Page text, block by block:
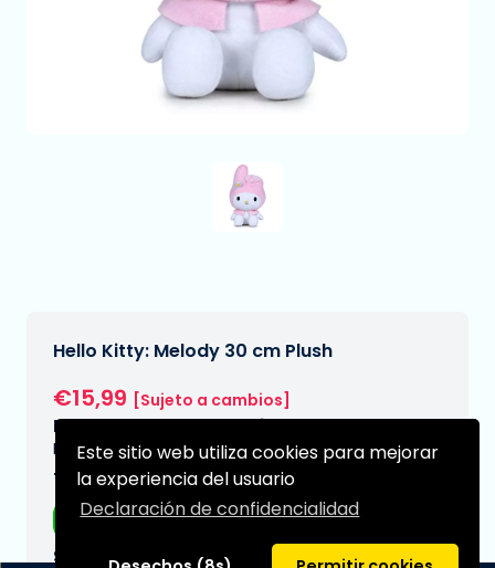
Este sitio web utiliza cookies para mejorar
la experiencia del usuario
Declaración de confidencialidad
Hello Kitty: Melody 30 cm Plush
€15,99 [Sujeto a cambios]
Fecha de entrega prevista:
N/A
Tipo:
Peluches
Serie: